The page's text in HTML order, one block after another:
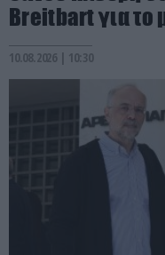
Breitbart για το
10.08.2026 | 10:30